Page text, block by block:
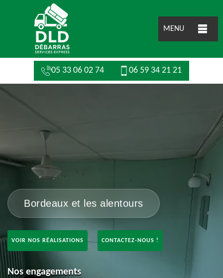
MENU
05 33 06 02 74 06 59 34 21 21
Bordeaux et les alentours
VOIR NOS RÉALISATIONS CONTACTEZ-NOUS !
Nos engagements